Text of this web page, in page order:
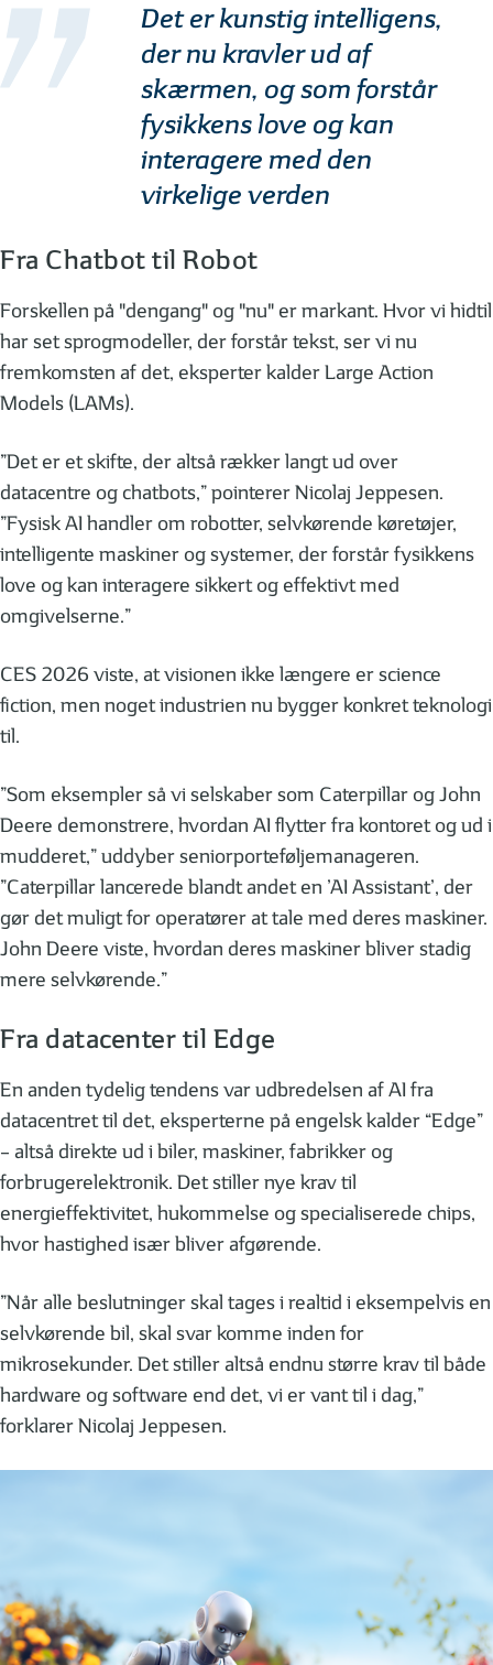
Det er kunstig intelligens,
der nu kravler ud af
skærmen, og som forstår
fysikkens love og kan
interagere med den
virkelige verden
Fra Chatbot til Robot
Forskellen på "dengang" og "nu" er markant. Hvor vi hidtil
har set sprogmodeller, der forstår tekst, ser vi nu
fremkomsten af det, eksperter kalder Large Action
Models (LAMs).
”Det er et skifte, der altså rækker langt ud over
datacentre og chatbots,” pointerer Nicolaj Jeppesen.
”Fysisk AI handler om robotter, selvkørende køretøjer,
intelligente maskiner og systemer, der forstår fysikkens
love og kan interagere sikkert og effektivt med
omgivelserne.”
CES 2026 viste, at visionen ikke længere er science
fiction, men noget industrien nu bygger konkret teknologi
til.
”Som eksempler så vi selskaber som Caterpillar og John
Deere demonstrere, hvordan AI flytter fra kontoret og ud i
mudderet,” uddyber seniorporteføljemanageren.
”Caterpillar lancerede blandt andet en ’AI Assistant’, der
gør det muligt for operatører at tale med deres maskiner.
John Deere viste, hvordan deres maskiner bliver stadig
mere selvkørende.”
Fra datacenter til Edge
En anden tydelig tendens var udbredelsen af AI fra
datacentret til det, eksperterne på engelsk kalder “Edge”
– altså direkte ud i biler, maskiner, fabrikker og
forbrugerelektronik. Det stiller nye krav til
energieffektivitet, hukommelse og specialiserede chips,
hvor hastighed især bliver afgørende.
”Når alle beslutninger skal tages i realtid i eksempelvis en
selvkørende bil, skal svar komme inden for
mikrosekunder. Det stiller altså endnu større krav til både
hardware og software end det, vi er vant til i dag,”
forklarer Nicolaj Jeppesen.